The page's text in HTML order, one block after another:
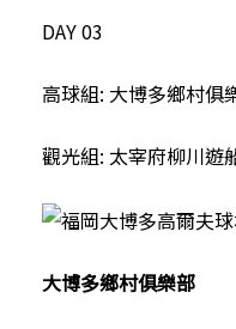
DAY 03
高球組: 大博多鄉村俱
觀光組: 太宰府柳川
大博多鄉村俱樂部